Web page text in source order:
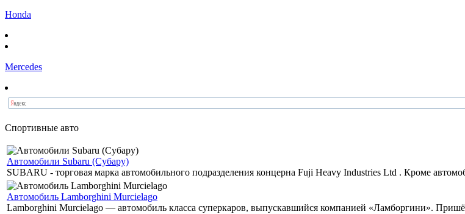
Honda
Mercedes
Спортивные авто
Автомобили Subaru (Субару)
SUBARU - торговая марка автомобильного подразделения концерна Fuji Heavy Industries Ltd . Кроме
Автомобиль Lamborghini Murcielago
Lamborghini Murcielago — автомобиль класса суперкаров, выпускавшийся компанией «Ламборгини».